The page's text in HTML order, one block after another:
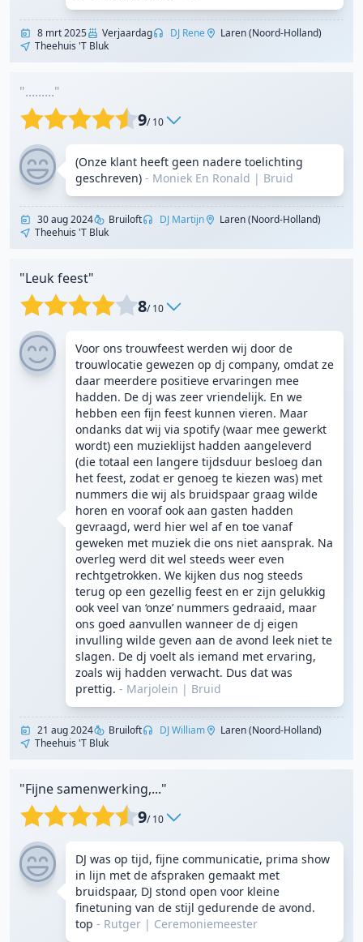
8 mrt 2025 Verjaardag DJ Rene
Laren (Noord-Holland)
Theehuis 't Bluk
"........."
9/ 10
(Onze klant heeft geen nadere toelichting
geschreven) - Moniek En Ronald | Bruid
30 aug 2024 Bruiloft DJ Martijn
Laren (Noord-Holland)
Theehuis 't Bluk
"Leuk feest"
8/ 10
Voor ons trouwfeest werden wij door de
trouwlocatie gewezen op dj company, omdat ze
daar meerdere positieve ervaringen mee
hadden. De dj was zeer vriendelijk. En we
hebben een fijn feest kunnen vieren. Maar
ondanks dat wij via spotify (waar mee gewerkt
wordt) een muzieklijst hadden aangeleverd
(die totaal een langere tijdsduur besloeg dan
het feest, zodat er genoeg te kiezen was) met
nummers die wij als bruidspaar graag wilde
horen en vooraf ook aan gasten hadden
gevraagd, werd hier wel af en toe vanaf
geweken met muziek die ons niet aansprak. Na
overleg werd dit wel steeds weer even
rechtgetrokken. We kijken dus nog steeds
terug op een gezellig feest en er zijn gelukkig
ook veel van ‘onze’ nummers gedraaid, maar
ons goed aanvullen wanneer de dj eigen
invulling wilde geven aan de avond leek niet te
slagen. De dj voelt als iemand met ervaring,
zoals wij hadden verwacht. Dus dat was
prettig. - Marjolein | Bruid
21 aug 2024 Bruiloft DJ William
Laren (Noord-Holland)
Theehuis 't Bluk
"Fijne samenwerking,..."
9/ 10
DJ was op tijd, fijne communicatie, prima show
in lijn met de afspraken gemaakt met
bruidspaar, DJ stond open voor kleine
finetuning van de stijl gedurende de avond.
top - Rutger | Ceremoniemeester